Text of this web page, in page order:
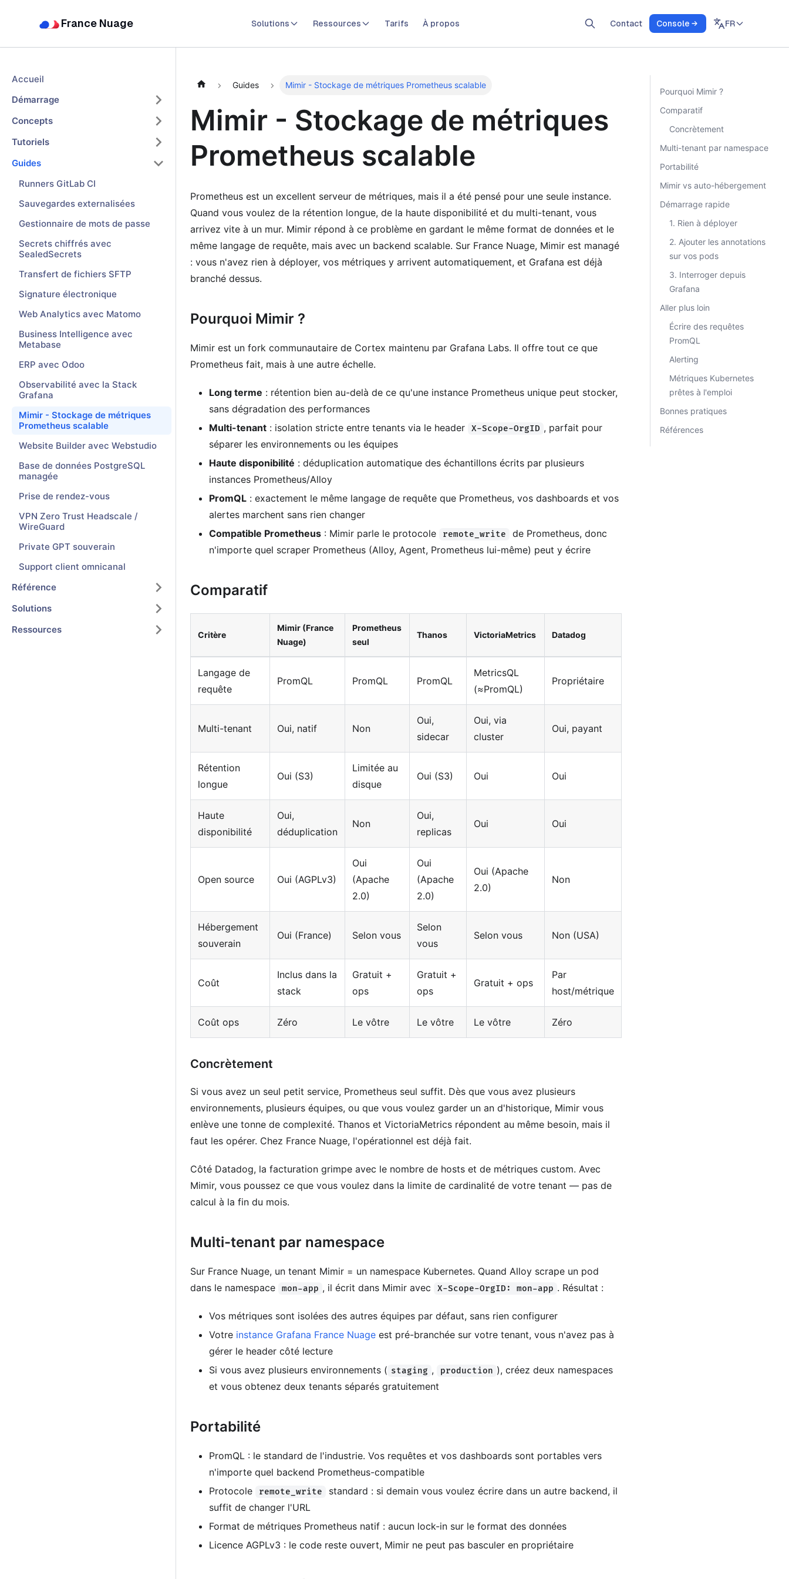
France Nuage Solutions Ressources Tarifs À propos Contact Console FR
Accueil
Démarrage
Concepts
Tutoriels
Guides
Runners GitLab CI
Sauvegardes externalisées
Gestionnaire de mots de passe
Secrets chiffrés avec
SealedSecrets
Transfert de fichiers SFTP
Signature électronique
Web Analytics avec Matomo
Business Intelligence avec
Metabase
ERP avec Odoo
Observabilité avec la Stack
Grafana
Mimir - Stockage de métriques
Prometheus scalable
Website Builder avec Webstudio
Base de données PostgreSQL
managée
Prise de rendez-vous
VPN Zero Trust Headscale /
WireGuard
Private GPT souverain
Support client omnicanal
Référence
Solutions
Ressources
Guides Mimir - Stockage de métriques Prometheus scalable
Mimir - Stockage de métriques
Prometheus scalable
Prometheus est un excellent serveur de métriques, mais il a été pensé pour une seule instance.
Quand vous voulez de la rétention longue, de la haute disponibilité et du multi-tenant, vous
arrivez vite à un mur. Mimir répond à ce problème en gardant le même format de données et le
même langage de requête, mais avec un backend scalable. Sur France Nuage, Mimir est managé
: vous n'avez rien à déployer, vos métriques y arrivent automatiquement, et Grafana est déjà
branché dessus.
Pourquoi Mimir ?
Mimir est un fork communautaire de Cortex maintenu par Grafana Labs. Il offre tout ce que
Prometheus fait, mais à une autre échelle.
Long terme : rétention bien au-delà de ce qu'une instance Prometheus unique peut stocker,
sans dégradation des performances
Multi-tenant : isolation stricte entre tenants via le header X-Scope-OrgID , parfait pour
séparer les environnements ou les équipes
Haute disponibilité : déduplication automatique des échantillons écrits par plusieurs
instances Prometheus/Alloy
PromQL : exactement le même langage de requête que Prometheus, vos dashboards et vos
alertes marchent sans rien changer
Compatible Prometheus : Mimir parle le protocole remote_write
de Prometheus, donc
n'importe quel scraper Prometheus (Alloy, Agent, Prometheus lui-même) peut y écrire
Comparatif
Critère
Mimir (France
Nuage)
Prometheus
seul
Thanos VictoriaMetrics Datadog
Langage de
requête
PromQL PromQL PromQL
MetricsQL
(≈PromQL)
Propriétaire
Multi-tenant Oui, natif Non
Oui,
sidecar
Oui, via
cluster
Oui, payant
Rétention
longue
Oui (S3)
Limitée au
disque
Oui (S3) Oui Oui
Haute
disponibilité
Oui,
déduplication
Non
Oui,
replicas
Oui Oui
Open source Oui (AGPLv3)
Oui
(Apache
2.0)
Oui
(Apache
2.0)
Oui (Apache
2.0)
Non
Hébergement
souverain
Oui (France) Selon vous
Selon
vous
Selon vous Non (USA)
Coût
Inclus dans la
stack
Gratuit +
ops
Gratuit +
ops
Gratuit + ops
Par
host/métrique
Coût ops Zéro Le vôtre Le vôtre Le vôtre Zéro
Concrètement
Si vous avez un seul petit service, Prometheus seul suffit. Dès que vous avez plusieurs
environnements, plusieurs équipes, ou que vous voulez garder un an d'historique, Mimir vous
enlève une tonne de complexité. Thanos et VictoriaMetrics répondent au même besoin, mais il
faut les opérer. Chez France Nuage, l'opérationnel est déjà fait.
Côté Datadog, la facturation grimpe avec le nombre de hosts et de métriques custom. Avec
Mimir, vous poussez ce que vous voulez dans la limite de cardinalité de votre tenant — pas de
calcul à la fin du mois.
Multi-tenant par namespace
Sur France Nuage, un tenant Mimir = un namespace Kubernetes. Quand Alloy scrape un pod
dans le namespace
mon-app , il écrit dans Mimir avec X-Scope-OrgID: mon-app . Résultat :
Vos métriques sont isolées des autres équipes par défaut, sans rien configurer
Votre instance Grafana France Nuage est pré-branchée sur votre tenant, vous n'avez pas à
gérer le header côté lecture
Si vous avez plusieurs environnements ( staging , production ), créez deux namespaces
et vous obtenez deux tenants séparés gratuitement
Portabilité
PromQL : le standard de l'industrie. Vos requêtes et vos dashboards sont portables vers
n'importe quel backend Prometheus-compatible
Protocole
remote_write
standard : si demain vous voulez écrire dans un autre backend, il
suffit de changer l'URL
Format de métriques Prometheus natif : aucun lock-in sur le format des données
Licence AGPLv3 : le code reste ouvert, Mimir ne peut pas basculer en propriétaire
Pourquoi Mimir ?
Comparatif
Concrètement
Multi-tenant par namespace
Portabilité
Mimir vs auto-hébergement
Démarrage rapide
1. Rien à déployer
2. Ajouter les annotations
sur vos pods
3. Interroger depuis
Grafana
Aller plus loin
Écrire des requêtes
PromQL
Alerting
Métriques Kubernetes
prêtes à l'emploi
Bonnes pratiques
Références